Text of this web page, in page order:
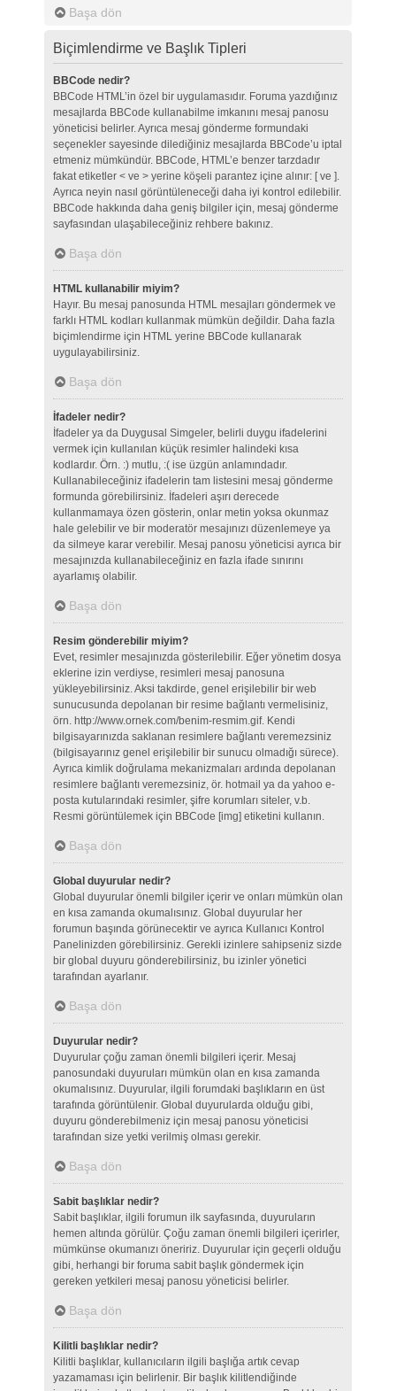
Başa dön
Biçimlendirme ve Başlık Tipleri
BBCode nedir?
BBCode HTML’in özel bir uygulamasıdır. Foruma yazdığınız
mesajlarda BBCode kullanabilme imkanını mesaj panosu
yöneticisi belirler. Ayrıca mesaj gönderme formundaki
seçenekler sayesinde dilediğiniz mesajlarda BBCode’u iptal
etmeniz mümkündür. BBCode, HTML’e benzer tarzdadır
fakat etiketler < ve > yerine köşeli parantez içine alınır: [ ve ].
Ayrıca neyin nasıl görüntüleneceği daha iyi kontrol edilebilir.
BBCode hakkında daha geniş bilgiler için, mesaj gönderme
sayfasından ulaşabileceğiniz rehbere bakınız.
Başa dön
HTML kullanabilir miyim?
Hayır. Bu mesaj panosunda HTML mesajları göndermek ve
farklı HTML kodları kullanmak mümkün değildir. Daha fazla
biçimlendirme için HTML yerine BBCode kullanarak
uygulayabilirsiniz.
Başa dön
İfadeler nedir?
İfadeler ya da Duygusal Simgeler, belirli duygu ifadelerini
vermek için kullanılan küçük resimler halindeki kısa
kodlardır. Örn. :) mutlu, :( ise üzgün anlamındadır.
Kullanabileceğiniz ifadelerin tam listesini mesaj gönderme
formunda görebilirsiniz. İfadeleri aşırı derecede
kullanmamaya özen gösterin, onlar metin yoksa okunmaz
hale gelebilir ve bir moderatör mesajınızı düzenlemeye ya
da silmeye karar verebilir. Mesaj panosu yöneticisi ayrıca bir
mesajınızda kullanabileceğiniz en fazla ifade sınırını
ayarlamış olabilir.
Başa dön
Resim gönderebilir miyim?
Evet, resimler mesajınızda gösterilebilir. Eğer yönetim dosya
eklerine izin verdiyse, resimleri mesaj panosuna
yükleyebilirsiniz. Aksi takdirde, genel erişilebilir bir web
sunucusunda depolanan bir resime bağlantı vermelisiniz,
örn. http://www.ornek.com/benim-resmim.gif. Kendi
bilgisayarınızda saklanan resimlere bağlantı veremezsiniz
(bilgisayarınız genel erişilebilir bir sunucu olmadığı sürece).
Ayrıca kimlik doğrulama mekanizmaları ardında depolanan
resimlere bağlantı veremezsiniz, ör. hotmail ya da yahoo e-
posta kutularındaki resimler, şifre korumları siteler, v.b.
Resmi görüntülemek için BBCode [img] etiketini kullanın.
Başa dön
Global duyurular nedir?
Global duyurular önemli bilgiler içerir ve onları mümkün olan
en kısa zamanda okumalısınız. Global duyurular her
forumun başında görünecektir ve ayrıca Kullanıcı Kontrol
Panelinizden görebilirsiniz. Gerekli izinlere sahipseniz sizde
bir global duyuru gönderebilirsiniz, bu izinler yönetici
tarafından ayarlanır.
Başa dön
Duyurular nedir?
Duyurular çoğu zaman önemli bilgileri içerir. Mesaj
panosundaki duyuruları mümkün olan en kısa zamanda
okumalısınız. Duyurular, ilgili forumdaki başlıkların en üst
tarafında görüntülenir. Global duyurularda olduğu gibi,
duyuru gönderebilmeniz için mesaj panosu yöneticisi
tarafından size yetki verilmiş olması gerekir.
Başa dön
Sabit başlıklar nedir?
Sabit başlıklar, ilgili forumun ilk sayfasında, duyuruların
hemen altında görülür. Çoğu zaman önemli bilgileri içerirler,
mümkünse okumanızı öneririz. Duyurular için geçerli olduğu
gibi, herhangi bir foruma sabit başlık göndermek için
gereken yetkileri mesaj panosu yöneticisi belirler.
Başa dön
Kilitli başlıklar nedir?
Kilitli başlıklar, kullanıcıların ilgili başlığa artık cevap
yazamaması için belirlenir. Bir başlık kilitlendiğinde